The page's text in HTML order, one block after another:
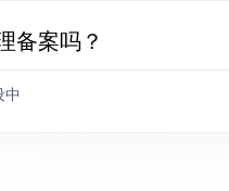
备案吗？
中